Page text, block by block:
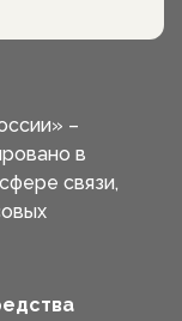
–
в
связи,